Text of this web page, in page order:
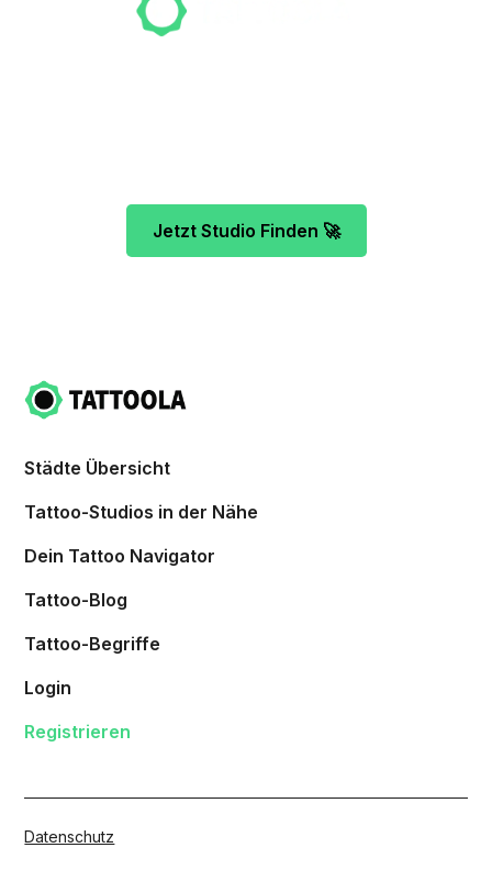
Jetzt Studio Finden 🚀
Städte Übersicht
Tattoo-Studios in der Nähe
Dein Tattoo Navigator
Tattoo-Blog
Tattoo-Begriffe
Login
Registrieren
Datenschutz